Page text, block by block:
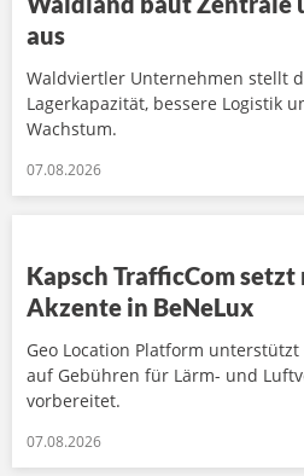
aus
Waldviertler Unternehmen stellt
Lagerkapazität, bessere Logistik
Wachstum.
07.08.2026
Kapsch TrafficCom
Akzente in BeNeLux
Geo Location Platform
auf Gebühren für Lärm- und
vorbereitet.
07.08.2026